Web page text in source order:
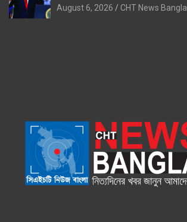
August 6, 2026 CHT News Bangla